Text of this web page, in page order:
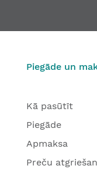
Piegāde un
Kā pasūtīt
Piegāde
Apmaksa
Preču